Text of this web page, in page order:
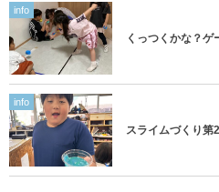
info
くっつくかな？ゲ
info
スライムづくり第